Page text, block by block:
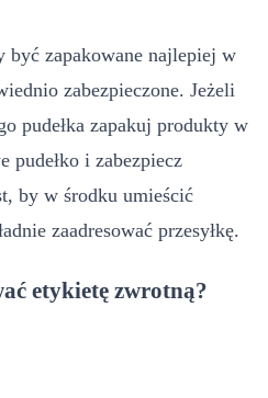
zapakowane najlepiej w
zabezpieczone. Jeżeli
pudełka zapakuj produkty w
pudełko i zabezpiecz
by w środku umieścić
zaadresować przesyłkę.
etykietę zwrotną?